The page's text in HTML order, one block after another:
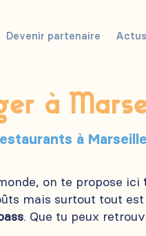
Devenir partenaire Actus
à
à Marseille
on te propose ici
mais surtout tout est
. Que tu peux